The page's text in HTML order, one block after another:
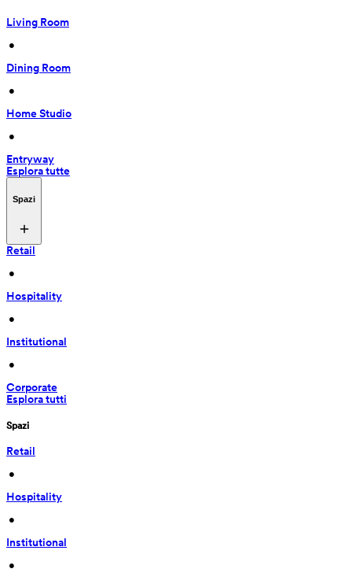
Living Room
•
Dining Room
•
Home Studio
•
Entryway
Esplora tutte
Spazi
Retail
•
Hospitality
•
Institutional
•
Corporate
Esplora tutti
Spazi
Retail
•
Hospitality
•
Institutional
•